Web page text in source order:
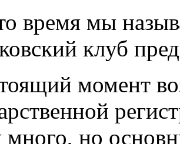
время мы
клуб
момент
много, но